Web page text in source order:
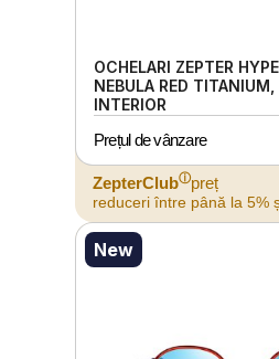
OCHELARI ZEPTER
NEBULA RED TITANIUM,
INTERIOR
Prețul de vânzare
ZepterClubⓘpreț
reduceri între până la 5%
New